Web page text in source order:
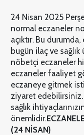
24 Nisan 2025
normal eczaneler
açıktır. Bu
bugün ilaç ve
nöbetçi eczaneler
eczaneler faaliyet
eczaneye gitmek
ziyaret edebilirsiniz.
sağlık
önemlidir.
(24 NİSAN)